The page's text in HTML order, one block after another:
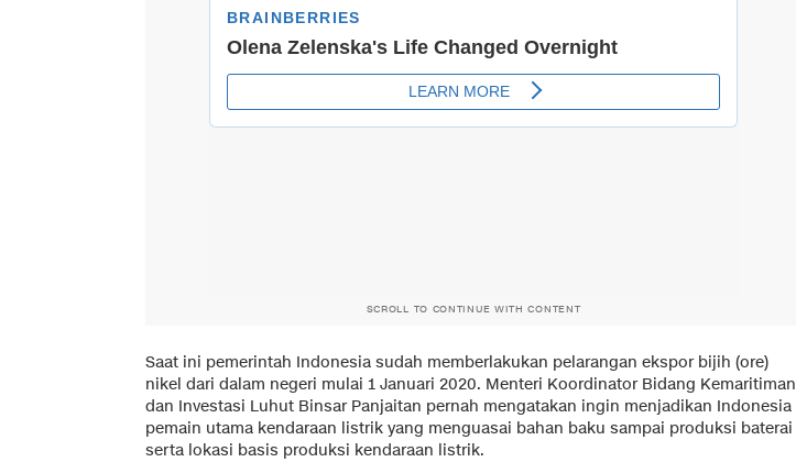
SCROLL TO CONTINUE WITH CONTENT
Saat ini pemerintah Indonesia sudah memberlakukan pelarangan ekspor bijih (ore)
nikel dari dalam negeri mulai 1 Januari 2020. Menteri Koordinator Bidang Kemaritiman
dan Investasi Luhut Binsar Panjaitan pernah mengatakan ingin menjadikan Indonesia
pemain utama kendaraan listrik yang menguasai bahan baku sampai produksi baterai
serta lokasi basis produksi kendaraan listrik.